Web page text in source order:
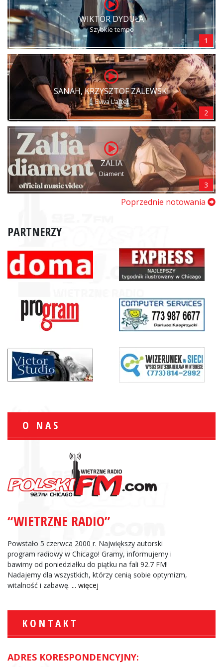
WIKTOR DYDUŁA
Szybkie tempo
1
SANAH, KRZYSZTOF ZALEWSKI
Eviva L’arte!
2
ZALIA
Diament
3
Poprzednie notowania
PARTNERZY
O NAS
“WIETRZNE RADIO”
Powstało 5 czerwca 2000 r. Największy autorski
program radiowy w Chicago! Gramy, informujemy i
bawimy od poniedziałku do piątku na fali 92.7 FM!
Nadajemy dla wszystkich, którzy cenią sobie optymizm,
witalność i zabawę. ... więcej
KONTAKT
ADRES KORESPONDENCYJNY: